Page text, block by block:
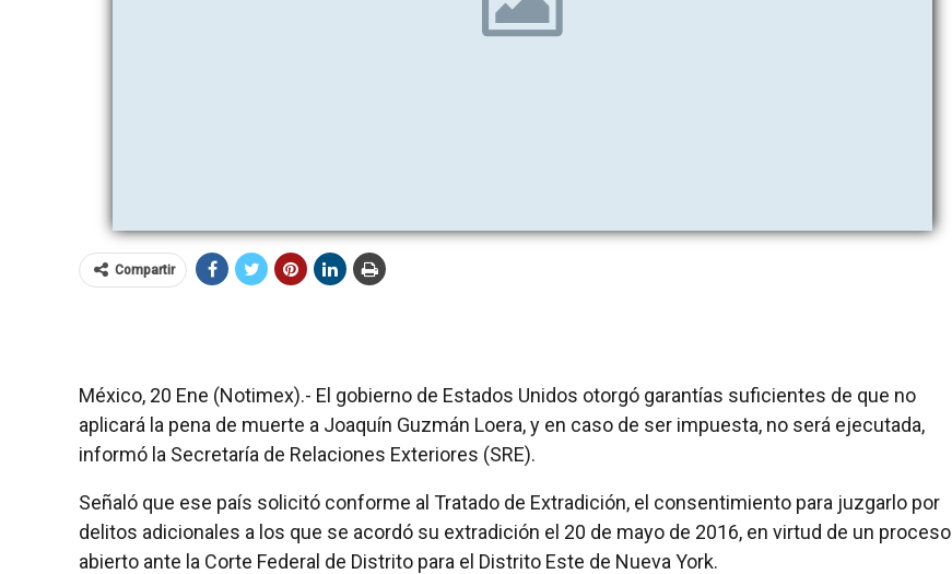
Compartir
México, 20 Ene (Notimex).- El gobierno de Estados Unidos otorgó garantías suficientes de que no
aplicará la pena de muerte a Joaquín Guzmán Loera, y en caso de ser impuesta, no será ejecutada,
informó la Secretaría de Relaciones Exteriores (SRE).
Señaló que ese país solicitó conforme al Tratado de Extradición, el consentimiento para juzgarlo por
delitos adicionales a los que se acordó su extradición el 20 de mayo de 2016, en virtud de un proceso
abierto ante la Corte Federal de Distrito para el Distrito Este de Nueva York.